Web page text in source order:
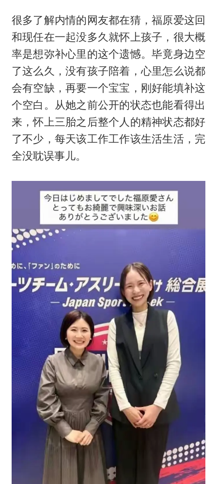
很多了解内情的网友都在猜，福原爱这回
和现任在一起没多久就怀上孩子，很大概
率是想弥补心里的这个遗憾。毕竟身边空
了这么久，没有孩子陪着，心里怎么说都
会有空缺，再要一个宝宝，刚好能填补这
个空白。从她之前公开的状态也能看得出
来，怀上三胎之后整个人的精神状态都好
了不少，每天该工作工作该生活生活，完
全没耽误事儿。